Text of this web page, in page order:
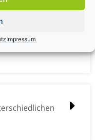
Impressum
angelegt /